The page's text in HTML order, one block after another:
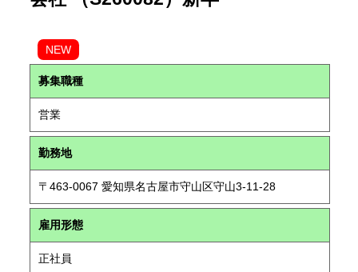
NEW
募集職種
営業
勤務地
〒463-0067 愛知県名古屋市守山区守山3-11-28
雇用形態
正社員